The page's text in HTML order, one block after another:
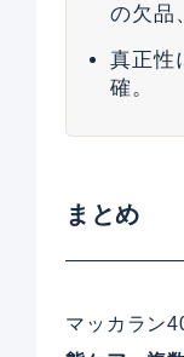
の欠品
真正性
確。
まとめ
マッカラン